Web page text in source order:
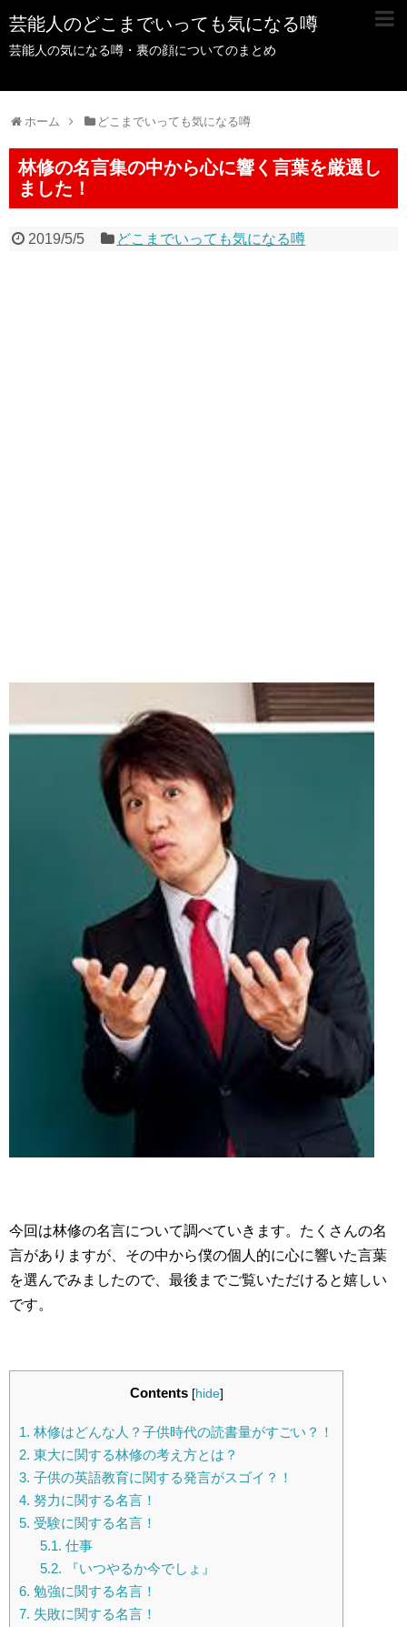
芸能人のどこまでいっても気になる噂
芸能人の気になる噂・裏の顔についてのまとめ
ホーム どこまでいっても気になる噂
林修の名言集の中から心に響く言葉を厳選し
ました！
2019/5/5 どこまでいっても気になる噂
今回は林修の名言について調べていきます。たくさんの名
言がありますが、その中から僕の個人的に心に響いた言葉
を選んでみましたので、最後までご覧いただけると嬉しい
です。
Contents [hide]
1. 林修はどんな人？子供時代の読書量がすごい？！
2. 東大に関する林修の考え方とは？
3. 子供の英語教育に関する発言がスゴイ？！
4. 努力に関する名言！
5. 受験に関する名言！
5.1. 仕事
5.2. 『いつやるか今でしょ』
6. 勉強に関する名言！
7. 失敗に関する名言！